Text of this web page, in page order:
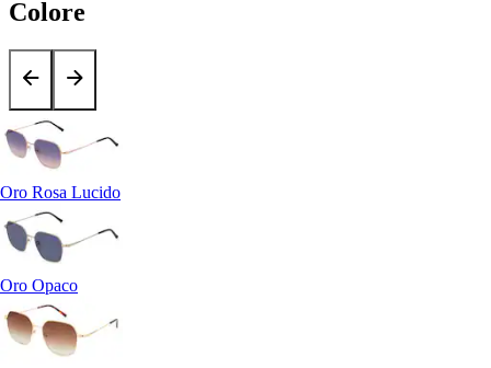
Colore
Oro Rosa Lucido
Oro Opaco